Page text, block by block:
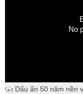
No
Dấu ấn 50 năm nền